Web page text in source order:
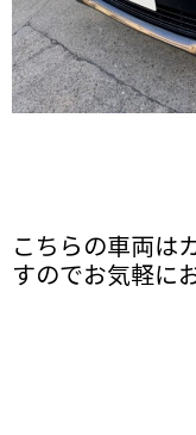
こちらの車両は
すのでお気軽に